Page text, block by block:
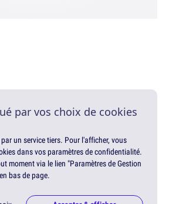
par vos choix de cookies
un service tiers. Pour l'afficher, vous
dans vos paramètres de confidentialité.
moment via le lien "Paramètres de Gestion
bas de page.